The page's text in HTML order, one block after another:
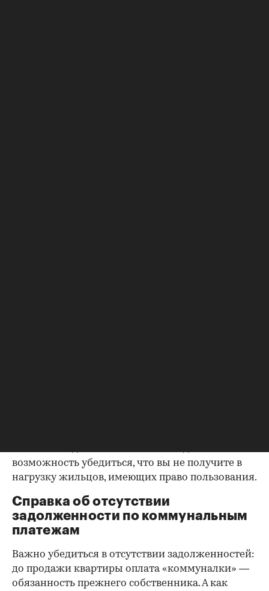
возможность убедиться, что вы не получите в
нагрузку жильцов, имеющих право пользования.
Справка об отсутствии
задолженности по коммунальным
платежам
Важно убедиться в отсутствии задолженностей:
до продажи квартиры оплата «коммуналки» —
обязанность прежнего собственника. А как